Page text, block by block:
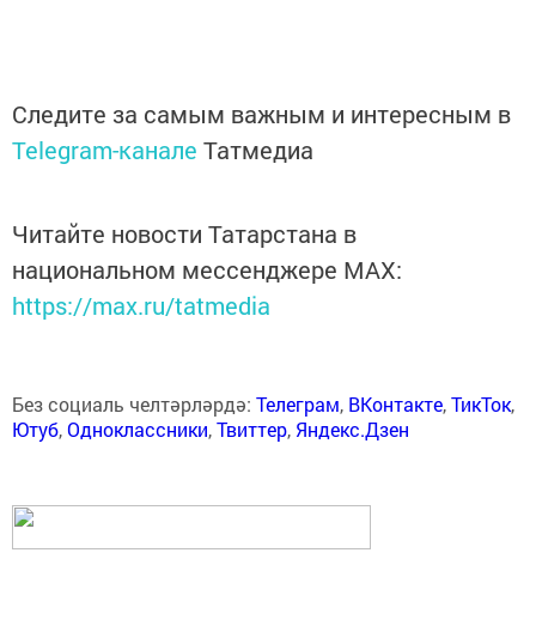
Следите за самым важным и интересным в
Telegram-канале Татмедиа
Читайте новости Татарстана в
национальном мессенджере MАХ:
https://max.ru/tatmedia
Без социаль челтәрләрдә: Телеграм, ВКонтакте,ТикТок,
Ютуб,Одноклассники,Твиттер, Яндекс.Дзен